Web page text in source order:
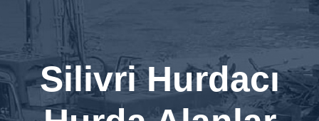
Silivri Hurdacı